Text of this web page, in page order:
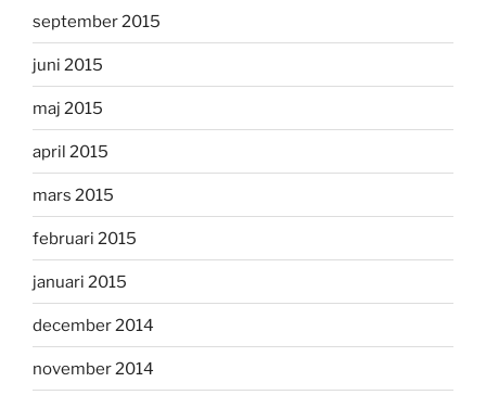
september 2015
juni 2015
maj 2015
april 2015
mars 2015
februari 2015
januari 2015
december 2014
november 2014